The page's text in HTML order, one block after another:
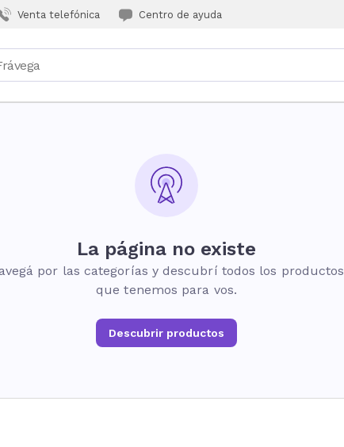
Venta telefónica Centro de ayuda
La página no existe
por las categorías y descubrí todos los productos
que tenemos para vos.
Descubrir productos